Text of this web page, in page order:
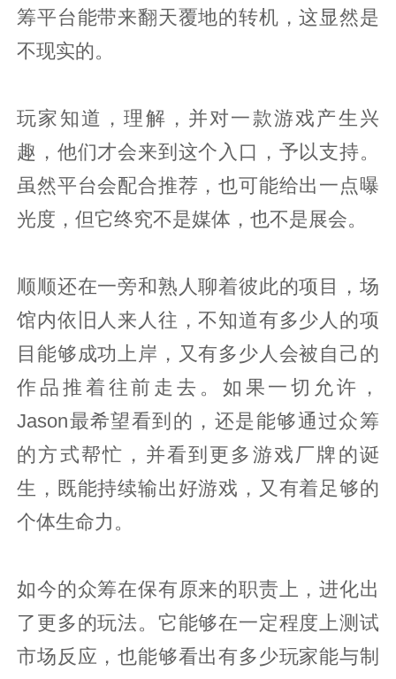
筹平台能带来翻天覆地的转机，这显然是
不现实的。
玩家知道，理解，并对一款游戏产生兴
趣，他们才会来到这个入口，予以支持。
虽然平台会配合推荐，也可能给出一点曝
光度，但它终究不是媒体，也不是展会。
顺顺还在一旁和熟人聊着彼此的项目，场
馆内依旧人来人往，不知道有多少人的项
目能够成功上岸，又有多少人会被自己的
作品推着往前走去。如果一切允许，
Jason最希望看到的，还是能够通过众筹
的方式帮忙，并看到更多游戏厂牌的诞
生，既能持续输出好游戏，又有着足够的
个体生命力。
如今的众筹在保有原来的职责上，进化出
了更多的玩法。它能够在一定程度上测试
市场反应，也能够看出有多少玩家能与制